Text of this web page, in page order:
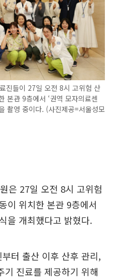
진들이 27일 오전 8시 고위험 산
본관 9층에서 ‘권역 모자의료센
촬영 중이다. (사진제공=서울성모
은 27일 오전 8시 고위험
이 위치한 본관 9층에서
을 개최했다고 밝혔다.
터 출산 이후 산후 관리,
기 진료를 제공하기 위해